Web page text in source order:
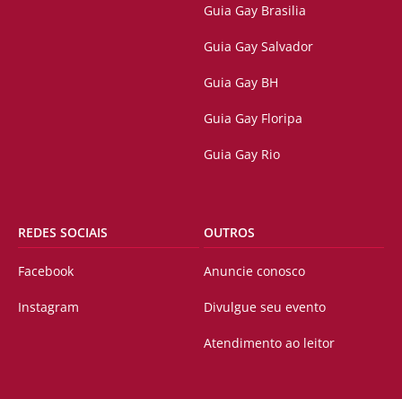
Guia Gay Brasilia
Guia Gay Salvador
Guia Gay BH
Guia Gay Floripa
Guia Gay Rio
REDES SOCIAIS
Facebook
Instagram
OUTROS
Anuncie conosco
Divulgue seu evento
Atendimento ao leitor